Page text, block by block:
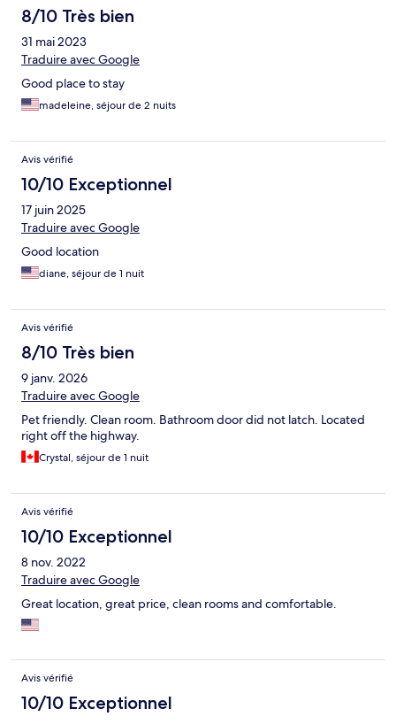
8/10 Très bien
31 mai 2023
Traduire avec Google
Good place to stay
madeleine, séjour de 2 nuits
Avis vérifié
10/10 Exceptionnel
17 juin 2025
Traduire avec Google
Good location
diane, séjour de 1 nuit
Avis vérifié
8/10 Très bien
9 janv. 2026
Traduire avec Google
Pet friendly. Clean room. Bathroom door did not latch. Located
right off the highway.
Crystal, séjour de 1 nuit
Avis vérifié
10/10 Exceptionnel
8 nov. 2022
Traduire avec Google
Great location, great price, clean rooms and comfortable.
Avis vérifié
10/10 Exceptionnel